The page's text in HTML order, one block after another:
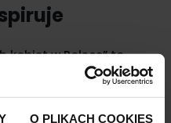
O PLIKACH COOKIES
kobiet w Polsce” to
coroczny ranking
wyróżniający liderki,